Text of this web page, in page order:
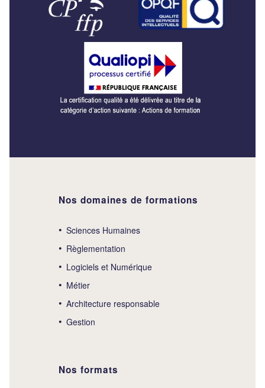
Nos domaines de formations
Sciences Humaines
Règlementation
Logiciels et Numérique
Métier
Architecture responsable
Gestion
Nos formats